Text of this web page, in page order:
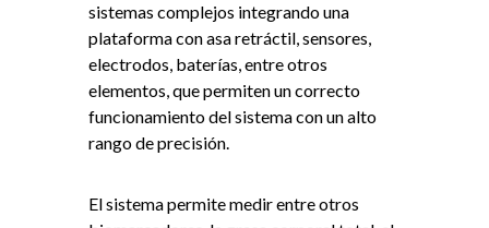
sistemas complejos integrando una
plataforma con asa retráctil, sensores,
electrodos, baterías, entre otros
elementos, que permiten un correcto
funcionamiento del sistema con un alto
rango de precisión.
El sistema permite medir entre otros